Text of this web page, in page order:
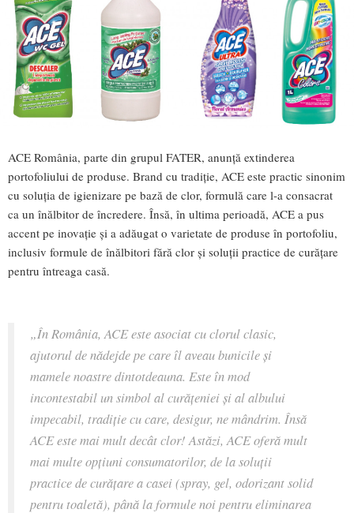
ACE România, parte din grupul FATER, anunță extinderea
portofoliului de produse. Brand cu tradiție, ACE este practic sinonim
cu soluția de igienizare pe bază de clor, formulă care l-a consacrat
ca un înălbitor de încredere. Însă, în ultima perioadă, ACE a pus
accent pe inovație și a adăugat o varietate de produse în portofoliu,
inclusiv formule de înălbitori fără clor și soluții practice de curățare
pentru întreaga casă.
„În România, ACE este asociat cu clorul clasic,
ajutorul de nădejde pe care îl aveau bunicile și
mamele noastre dintotdeauna. Este în mod
incontestabil un simbol al curățeniei și al albului
impecabil, tradiție cu care, desigur, ne mândrim. Însă
ACE este mai mult decât clor! Astăzi, ACE oferă mult
mai multe opțiuni consumatorilor, de la soluții
practice de curățare a casei (spray, gel, odorizant solid
pentru toaletă), până la formule noi pentru eliminarea